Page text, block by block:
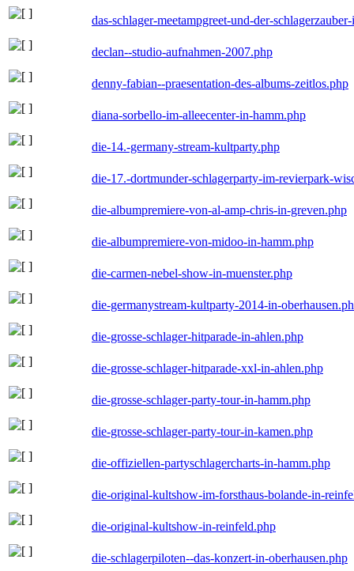
das-schlager-meetampgreet-und-der-
declan--studio-aufnahmen-2007.php
denny-fabian--praesentation-des-albums-zeitlos.php
diana-sorbello-im-alleecenter-in-hamm.php
die-14.-germany-stream-kultparty.php
die-17.-dortmunder-schlagerparty-im-revierpark-
die-albumpremiere-von-al-amp-chris-in-greven.php
die-albumpremiere-von-midoo-in-hamm.php
die-carmen-nebel-show-in-muenster.php
die-germanystream-kultparty-2014-in-
die-grosse-schlager-hitparade-in-ahlen.php
die-grosse-schlager-hitparade-xxl-in-ahlen.php
die-grosse-schlager-party-tour-in-hamm.php
die-grosse-schlager-party-tour-in-kamen.php
die-offiziellen-partyschlagercharts-in-hamm.php
die-original-kultshow-im-forsthaus-bolande-in-
die-original-kultshow-in-reinfeld.php
die-schlagerpiloten--das-konzert-in-oberhausen.php